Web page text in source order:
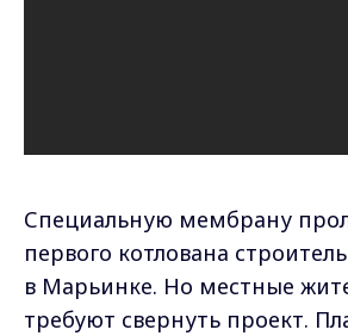
Специальную мембрану
первого котлована
в Марьинке. Но местные
требуют свернуть проект.